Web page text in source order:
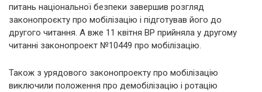
питань національної безпеки завершив розгляд
законопроєкту про мобілізацію і підготував його до
другого читання. А вже 11 квітня ВР прийняла у другому
читанні законопроект №10449 про мобілізацію.
Також з урядового законопроекту про мобілізацію
виключили положення про демобілізацію і ротацію